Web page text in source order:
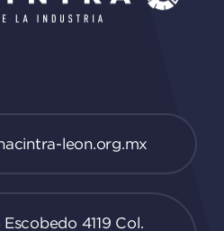
leon.org.mx
4119 Col.